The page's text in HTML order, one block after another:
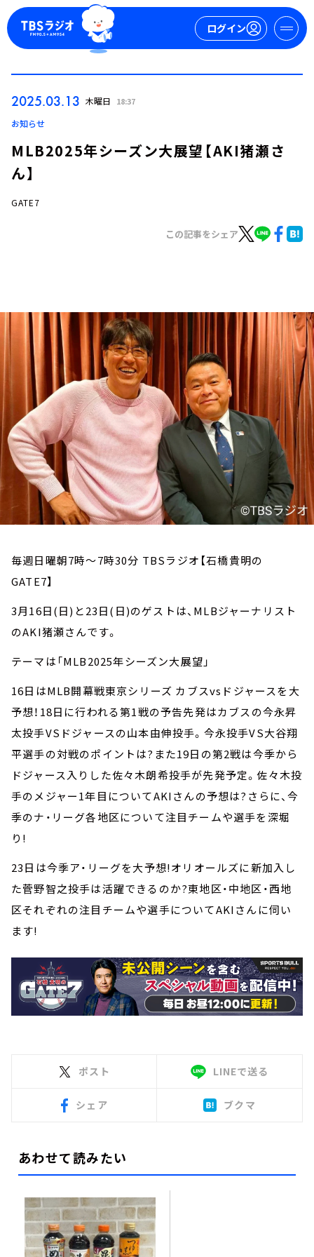
ログイン
お知らせ
イベント・グッズ
YouTube
会社情報
2025.03.13 木曜日 18:37
お知らせ
MLB2025年シーズン大展望【AKI猪瀬さ
ん】
GATE7
この記事をシェア
毎週日曜朝7時～7時30分 TBSラジオ【石橋貴明の
GATE7】
3月16日(日)と23日(日)のゲストは、MLBジャーナリスト
のAKI猪瀬さんです。
テーマは「MLB2025年シーズン大展望」
16日はMLB開幕戦東京シリーズ カブスvsドジャースを大
予想！18日に行われる第1戦の予告先発はカブスの今永昇
太投手VSドジャースの山本由伸投手。今永投手VS大谷翔
平選手の対戦のポイントは?また19日の第2戦は今季から
ドジャース入りした佐々木朗希投手が先発予定。佐々木投
手のメジャー1年目についてAKIさんの予想は?さらに、今
季のナ・リーグ各地区について注目チームや選手を深堀
り!
23日は今季ア・リーグを大予想!オリオールズに新加入し
た菅野智之投手は活躍できるのか?東地区・中地区・西地
区それぞれの注目チームや選手についてAKIさんに伺い
ます!
ポスト LINEで送る
シェア ブクマ
あわせて読みたい